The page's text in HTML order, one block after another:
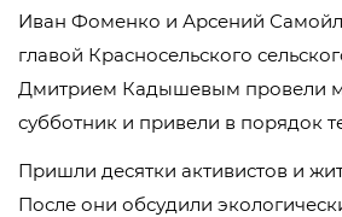
Иван Фоменко и Арсений
главой Красносельского
Дмитрием Кадышевым провели
субботник и привели в порядок
Пришли десятки активистов и
После они обсудили